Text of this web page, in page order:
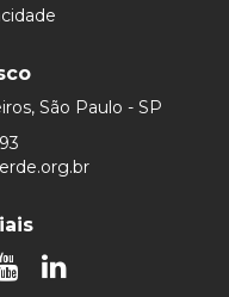
São Paulo - SP